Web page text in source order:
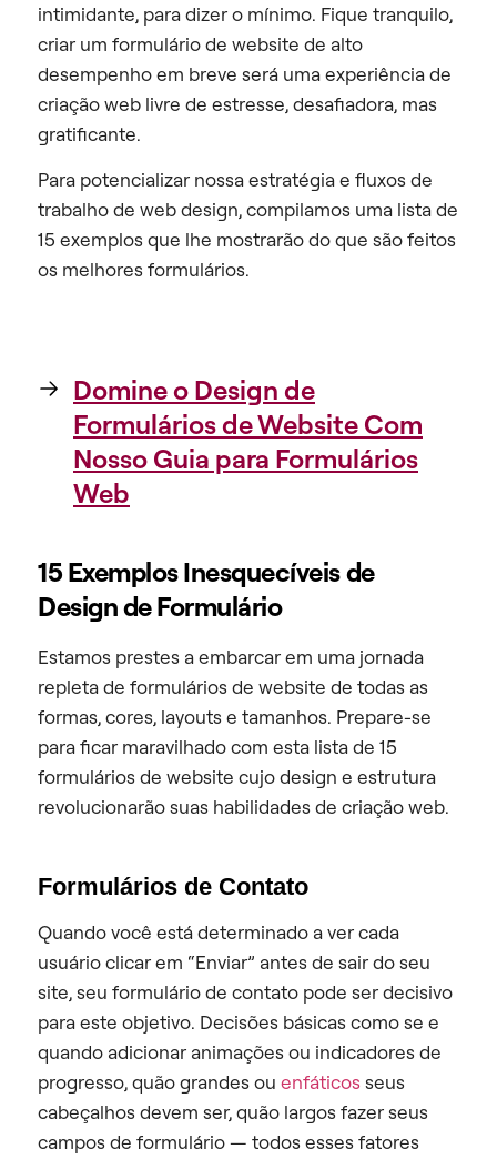
intimidante, para dizer o mínimo. Fique tranquilo,
criar um formulário de website de alto
desempenho em breve será uma experiência de
criação web livre de estresse, desafiadora, mas
gratificante.
Para potencializar nossa estratégia e fluxos de
trabalho de web design, compilamos uma lista de
15 exemplos que lhe mostrarão do que são feitos
os melhores formulários.
Domine o Design de
Formulários de Website Com
Nosso Guia para Formulários
Web
15 Exemplos Inesquecíveis de
Design de Formulário
Estamos prestes a embarcar em uma jornada
repleta de formulários de website de todas as
formas, cores, layouts e tamanhos. Prepare-se
para ficar maravilhado com esta lista de 15
formulários de website cujo design e estrutura
revolucionarão suas habilidades de criação web.
Formulários de Contato
Quando você está determinado a ver cada
usuário clicar em “Enviar” antes de sair do seu
site, seu formulário de contato pode ser decisivo
para este objetivo. Decisões básicas como se e
quando adicionar animações ou indicadores de
progresso, quão grandes ou enfáticosseus
cabeçalhos devem ser, quão largos fazer seus
campos de formulário — todos esses fatores